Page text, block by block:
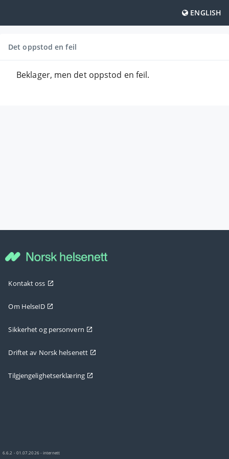
ENGLISH
Det oppstod en feil
Beklager, men det oppstod en feil.
Kontakt oss
Om HelseID
Sikkerhet og personvern
Driftet av Norsk helsenett
Tilgjengelighetserklæring
6.6.2 - 01.07.2026 - internett